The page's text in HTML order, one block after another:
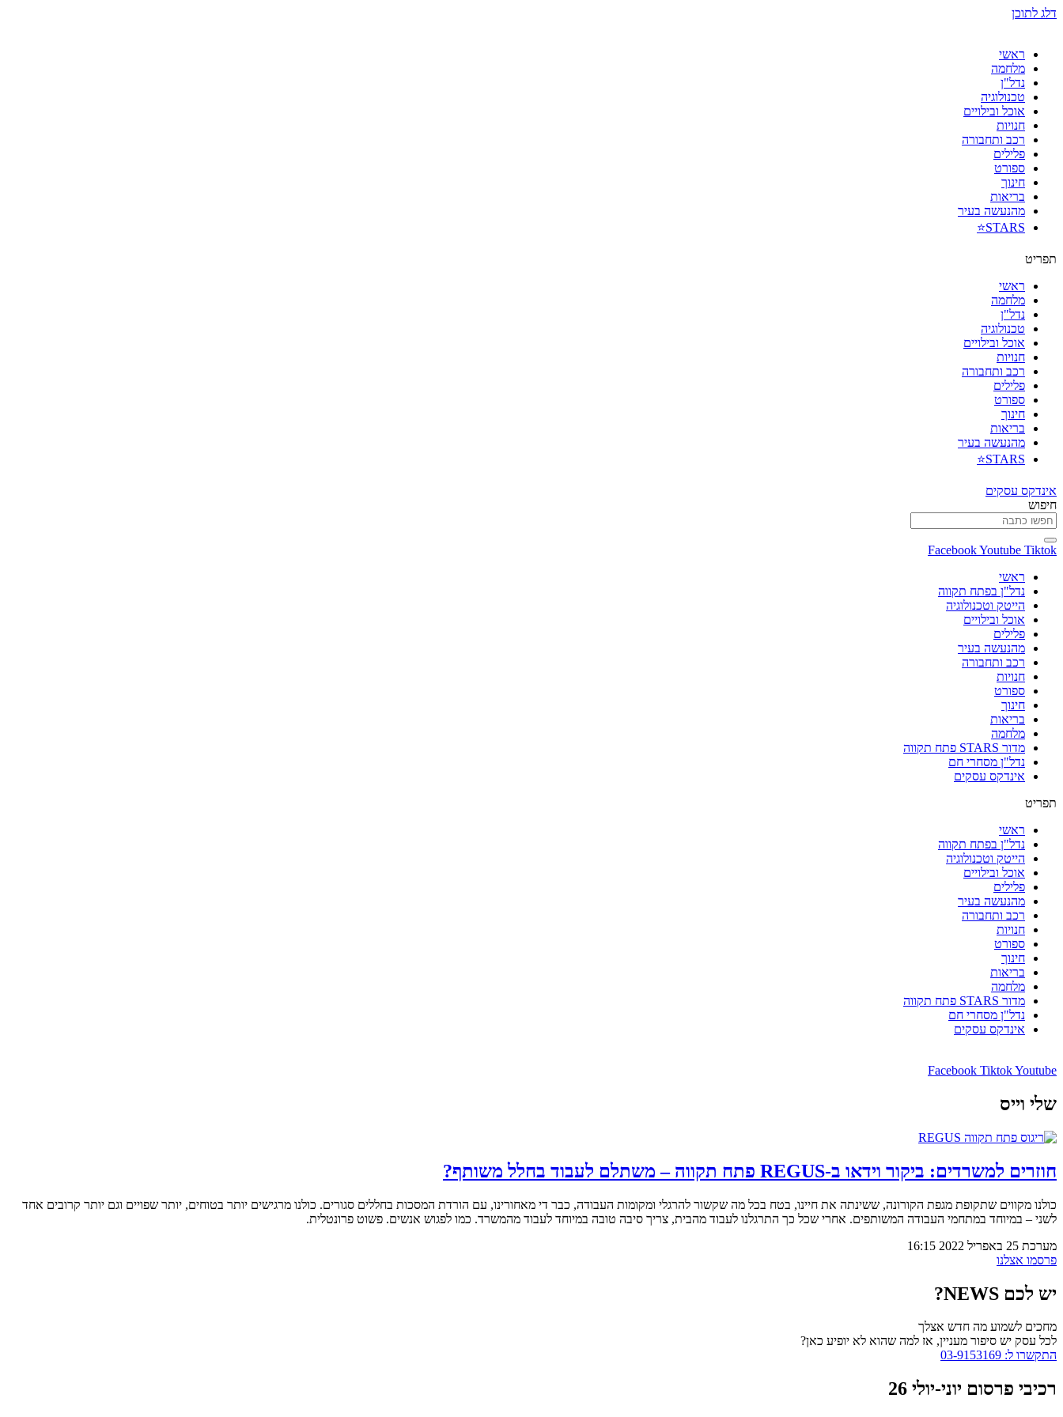
דלג לתוכן
ראשי
מלחמה
נדל"ן
טכנולוגיה
אוכל ובילויים
חנויות
רכב ותחבורה
פלילים
ספורט
חינוך
בריאות
מהנעשה בעיר
STARS⭐
תפריט
ראשי
מלחמה
נדל"ן
טכנולוגיה
אוכל ובילויים
חנויות
רכב ותחבורה
פלילים
ספורט
חינוך
בריאות
מהנעשה בעיר
STARS⭐
אינדקס עסקים
חיפוש
FacebookYoutube Tiktok
ראשי
נדל"ן בפתח תקווה
הייטק וטכנולוגיה
אוכל ובילויים
פלילים
מהנעשה בעיר
רכב ותחבורה
חנויות
ספורט
חינוך
בריאות
מלחמה
מדור STARS פתח תקווה
נדל"ן מסחרי חם
אינדקס עסקים
תפריט
ראשי
נדל"ן בפתח תקווה
הייטק וטכנולוגיה
אוכל ובילויים
פלילים
מהנעשה בעיר
רכב ותחבורה
חנויות
ספורט
חינוך
בריאות
מלחמה
מדור STARS פתח תקווה
נדל"ן מסחרי חם
אינדקס עסקים
Facebook TiktokYoutube
שלי וייס
חוזרים למשרדים: ביקור וידאו ב-REGUS פתח תקווה – משתלם לעבוד בחלל משותף?
כולנו מקווים שתקופת מגפת הקורונה, ששינתה את חיינו, בטח בכל מה שקשור להרגלי ומקומות העבודה, כבר די מאחורינו, עם הורדת המסכות בחללים סגורים. כולנו מרגישים יותר בטוחים, יותר שפויים וגם יותר קרובים אחד
לשני – במיוחד במתחמי העבודה המשותפים. אחרי שכל כך התרגלנו לעבוד מהבית, צריך סיבה טובה במיוחד לעבוד מהמשרד. כמו לפגוש אנשים. פשוט פרונטלית.
מערכת 25 באפריל 2022
16:15
פרסמו אצלנו
יש לכם NEWS?
מחכים לשמוע מה חדש אצלך
לכל עסק יש סיפור מעניין, אז למה שהוא לא יופיע כאן?
התקשרו ל: 03-9153169
רכיבי פרסום יוני-יולי 26